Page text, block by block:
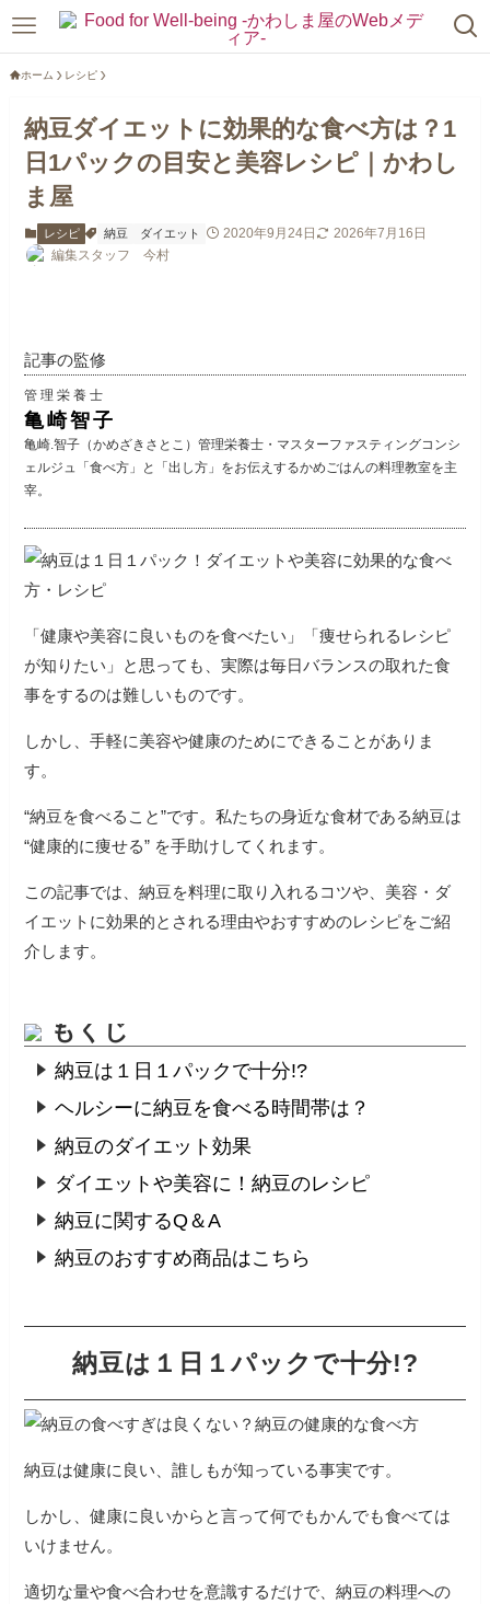
ホーム レシピ
納豆ダイエットに効果的な食べ方は？1
日1パックの目安と美容レシピ｜かわし
ま屋
レシピ 納豆 ダイエット 2020年9月24日
2026年7月16日
編集スタッフ 今村
記事の監修
管理栄養士
亀崎智子
亀崎.智子（かめざきさとこ）管理栄養士・マスターファスティングコンシ
ェルジュ「食べ方」と「出し方」をお伝えするかめごはんの料理教室を主
宰。
「健康や美容に良いものを食べたい」「痩せられるレシピ
が知りたい」と思っても、実際は毎日バランスの取れた食
事をするのは難しいものです。
しかし、手軽に美容や健康のためにできることがありま
す。
“納豆を食べること”です。私たちの身近な食材である納豆は
“健康的に痩せる” を手助けしてくれます。
この記事では、納豆を料理に取り入れるコツや、美容・ダ
イエットに効果的とされる理由やおすすめのレシピをご紹
介します。
もくじ
納豆は１日１パックで十分!?
ヘルシーに納豆を食べる時間帯は？
納豆のダイエット効果
ダイエットや美容に！納豆のレシピ
納豆に関するQ＆A
納豆のおすすめ商品はこちら
納豆は１日１パックで十分!?
納豆は健康に良い、誰しもが知っている事実です。
しかし、健康に良いからと言って何でもかんでも食べては
いけません。
適切な量や食べ合わせを意識するだけで、納豆の料理への